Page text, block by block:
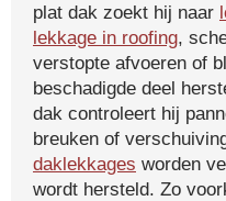
plat dak zoekt hij naar
lekkage in roofing,
verstopte afvoeren of
beschadigde deel
dak controleert hij
breuken of
daklekkages worden
wordt hersteld. Zo